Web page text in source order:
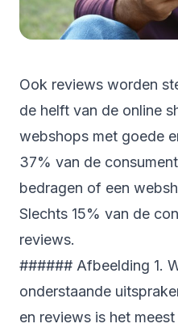
Ook reviews worden
de helft van de online
webshops met goede
37% van de
bedragen of een
Slechts 15% van de
reviews.
###### Afbeelding 1.
onderstaande
en reviews is het